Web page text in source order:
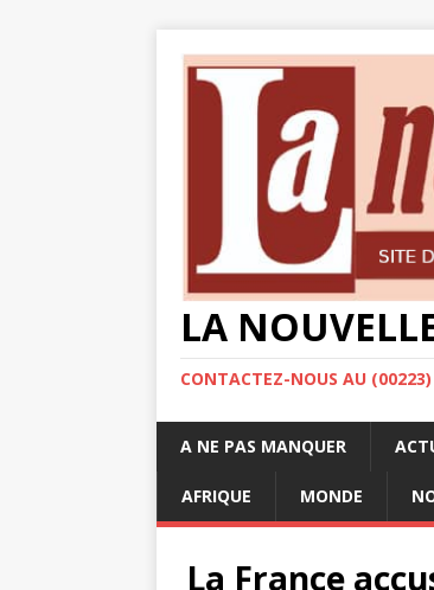
LA
CONTACTEZ-NOUS AU
A NE PAS MANQUER
AFRIQUE MONDE
La France